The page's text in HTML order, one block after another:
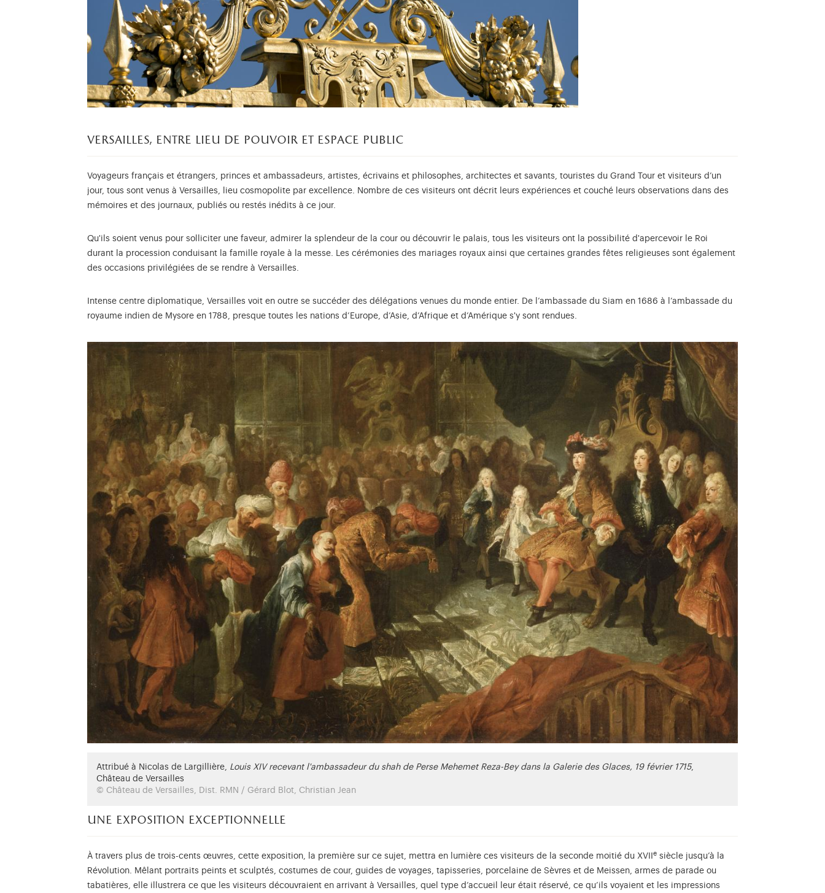
versailles, entre lieu de pouvoir et espace public
Voyageurs français et étrangers, princes et ambassadeurs, artistes, écrivains et philosophes, architectes et savants, touristes du Grand Tour et visiteurs d’un
jour, tous sont venus à Versailles, lieu cosmopolite par excellence. Nombre de ces visiteurs ont décrit leurs expériences et couché leurs observations dans des
mémoires et des journaux, publiés ou restés inédits à ce jour.
Qu'ils soient venus pour solliciter une faveur, admirer la splendeur de la cour ou découvrir le palais, tous les visiteurs ont la possibilité d'apercevoir le Roi
durant la procession conduisant la famille royale à la messe. Les cérémonies des mariages royaux ainsi que certaines grandes fêtes religieuses sont également
des occasions privilégiées de se rendre à Versailles.
Intense centre diplomatique, Versailles voit en outre se succéder des délégations venues du monde entier. De l’ambassade du Siam en 1686 à l’ambassade du
royaume indien de Mysore en 1788, presque toutes les nations d’Europe, d’Asie, d’Afrique et d’Amérique s'y sont rendues.
Attribué à Nicolas de Largillière, Louis XIV recevant l'ambassadeur du shah de Perse Mehemet Reza-Bey dans la Galerie des Glaces, 19 février 1715,
Château de Versailles
© Château de Versailles, Dist. RMN / Gérard Blot, Christian Jean
une exposition exceptionnelle
À travers plus de trois-cents œuvres, cette exposition, la première sur ce sujet, mettra en lumière ces visiteurs de la seconde moitié du XVII e siècle jusqu’à la
Révolution. Mêlant portraits peints et sculptés, costumes de cour, guides de voyages, tapisseries, porcelaine de Sèvres et de Meissen, armes de parade ou
tabatières, elle illustrera ce que les visiteurs découvraient en arrivant à Versailles, quel type d’accueil leur était réservé, ce qu’ils voyaient et les impressions